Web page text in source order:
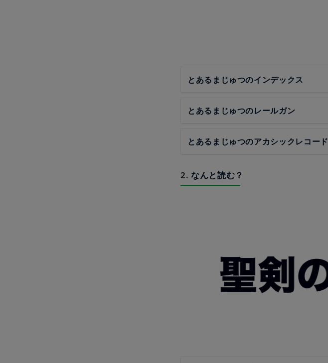
とあるまじゅつのインデックス
とあるまじゅつのレールガン
とあるまじゅつのアカシックレコード
2. なんと読む？